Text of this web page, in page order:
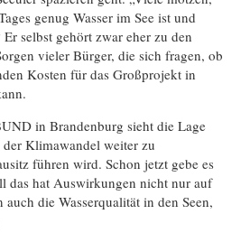
genug Wasser im See ist und
selbst gehört zwar eher zu den
vieler Bürger, die sich fragen, ob
Kosten für das Großprojekt in
in Brandenburg sieht die Lage
Klimawandel weiter zu
führen wird. Schon jetzt gebe es
das hat Auswirkungen nicht nur auf
auch die Wasserqualität in den Seen,